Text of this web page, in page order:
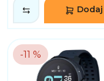
Dodaj
-11 %